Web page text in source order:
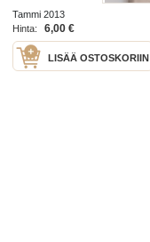
Tammi 2013
Hinta:
6,00 €
LISÄÄ OSTOSKORIIN